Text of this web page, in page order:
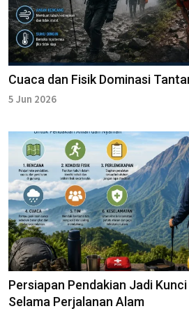
Cuaca dan Fisik Dominasi
5 Jun 2026
Persiapan Pendakian Jadi
Selama Perjalanan Alam